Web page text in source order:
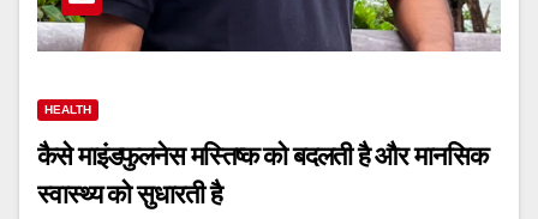
HEALTH
कैसे माइंडफुलनेस मस्तिष्क को बदलती है और मानसिक
स्वास्थ्य को सुधारती है